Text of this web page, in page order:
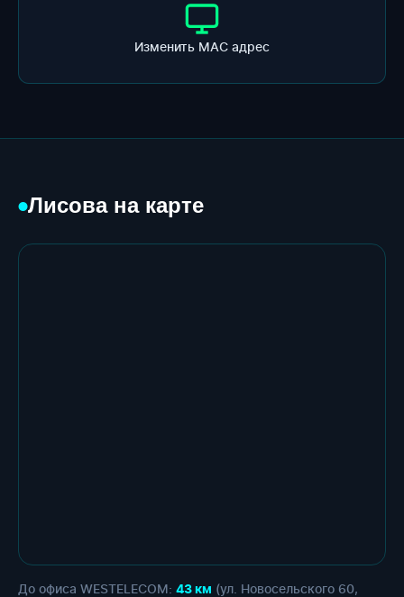
Изменить МАС адрес
●Лисова на карте
До офиса WESTELECOM: 43 км (ул. Новосельского 60,